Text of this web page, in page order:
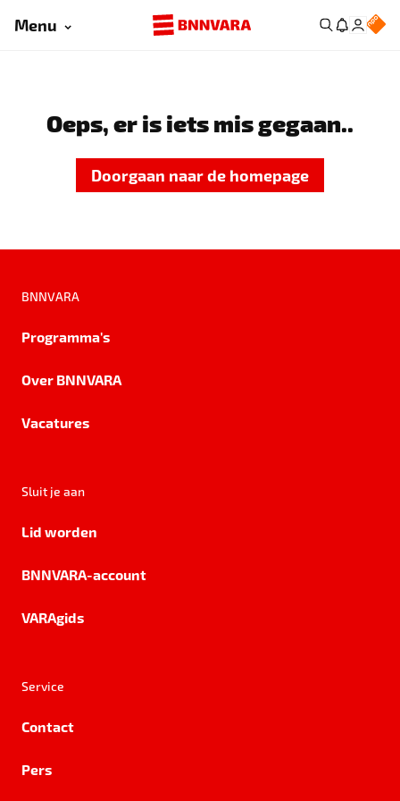
Menu
Oeps, er is iets mis gegaan..
Doorgaan naar de homepage
BNNVARA
Programma's
Over BNNVARA
Vacatures
Sluit je aan
Lid worden
BNNVARA-account
VARAgids
Service
Contact
Pers